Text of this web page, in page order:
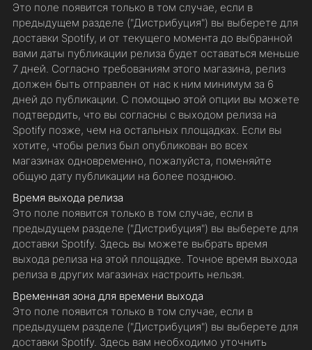
Это поле появится только в том случае, если в
предыдущем разделе ("Дистрибуция") вы выберете для
доставки Spotify, и от текущего момента до выбранной
вами даты публикации релиза будет оставаться меньше
7 дней. Согласно требованиям этого магазина, релиз
должен быть отправлен от нас к ним минимум за 6
дней до публикации. С помощью этой опции вы можете
подтвердить, что вы согласны с выходом релиза на
Spotify позже, чем на остальных площадках. Если вы
хотите, чтобы релиз был опубликован во всех
магазинах одновременно, пожалуйста, поменяйте
общую дату публикации на более позднюю.
Время выхода релиза
Это поле появится только в том случае, если в
предыдущем разделе ("Дистрибуция") вы выберете для
доставки Spotify. Здесь вы можете выбрать время
выхода релиза на этой площадке. Точное время выхода
релиза в других магазинах настроить нельзя.
Временная зона для времени выхода
Это поле появится только в том случае, если в
предыдущем разделе ("Дистрибуция") вы выберете для
доставки Spotify. Здесь вам необходимо уточнить